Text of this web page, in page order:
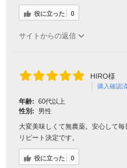
役に立った 0
サイトからの返信
HIRO様
購入確認
年齢: 60代以上
性別:
男性
大変美味しくて無農薬。安心して毎
リピート決定です。
役に立った 0